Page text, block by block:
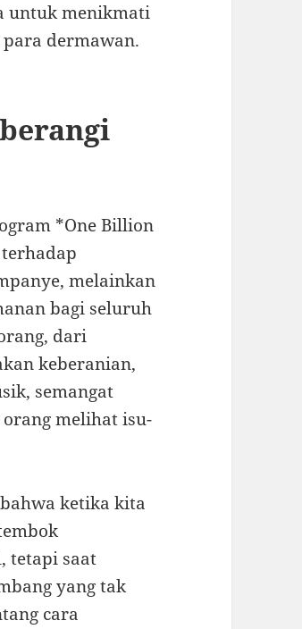
untuk menikmati
dermawan.
*One Billion
melainkan
bagi seluruh
dari
keberanian,
semangat
melihat isu-
ketika kita
tetapi saat
yang tak
cara